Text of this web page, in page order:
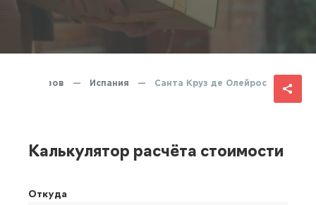
грузов — Испания — Санта Круз де Олейрос
Калькулятор расчёта стоимости
Откуда